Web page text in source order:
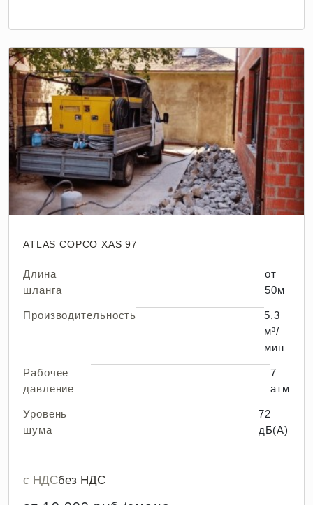
ATLAS COPCO XAS 97
Длина
шланга
от
50м
Производительность
5,3
м³/
мин
Рабочее
давление
7
атм
Уровень
шума
72
дБ(А)
с НДСбез НДС